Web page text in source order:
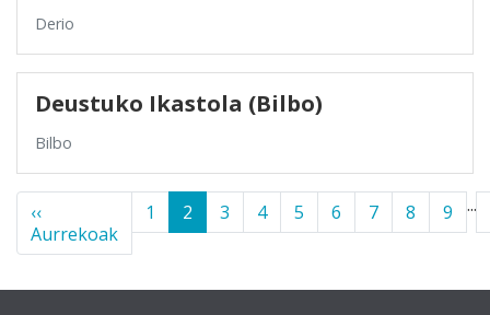
Derio
Deustuko Ikastola (Bilbo)
Bilbo
‹‹
Aurrekoak
1 2 3 4 5 6 7 8 9 ...